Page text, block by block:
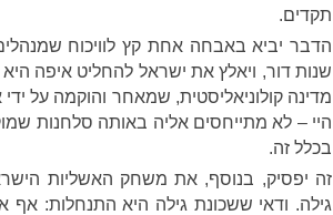
תקדים.
הדבר יביא באבחה אחת קץ לוויכוח
שנות דור, ויאלץ את ישראל להחליט איפה
מדינה קולוניאליסטית, שמאחר והוקמה על
היי – לא מתייחסים אליה באותה סלחנות
בכלל זה.
זה יפסיק, בנוסף, את משחק האשליות
גילה. ודאי ששכונת גילה היא התנחלות: